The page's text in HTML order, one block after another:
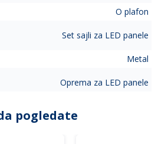
O plafon
Set sajli za LED panele
Metal
Oprema za LED panele
pogledate